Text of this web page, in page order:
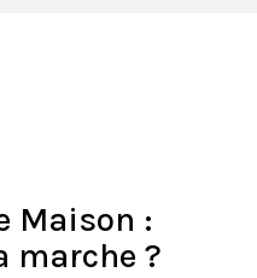
Maison :
marche ?